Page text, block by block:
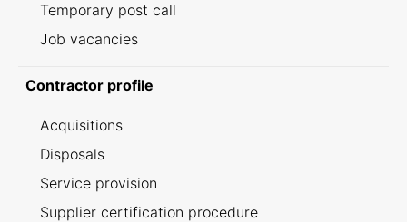
Temporary post call
Job vacancies
Contractor profile
Acquisitions
Disposals
Service provision
Supplier certification procedure